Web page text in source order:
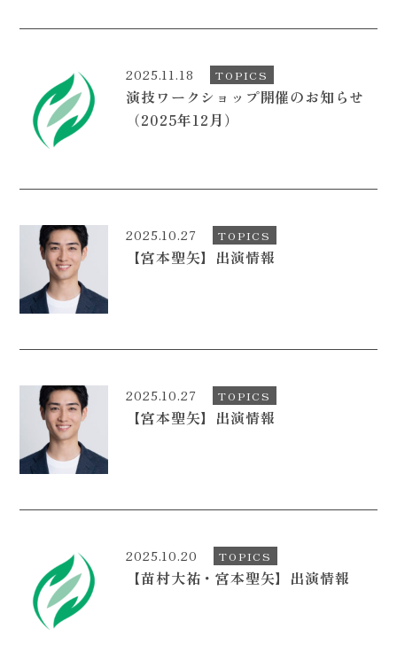
2025.11.18 TOPICS
演技ワークショップ開催のお知らせ
（2025年12月）
2025.10.27 TOPICS
【宮本聖矢】出演情報
2025.10.27 TOPICS
【宮本聖矢】出演情報
2025.10.20 TOPICS
【苗村大祐・宮本聖矢】出演情報